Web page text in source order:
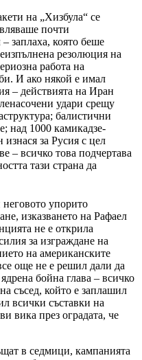
на „Хизбула“ се
почти
заплаха, която беше
резолюция на
работа на
И ако някой е имал
– действията на Иран
удари срещу
балистични
над 1000 камикадзе-
за Русия с цел
– всичко това подчертава
тази страна да
упорито
изказването на Рафаел
не е открила
за изграждане на
на американските
още не е решил дали да
бойна глава – всичко
съсед, който е заплашил
всички съставки на
вика през оградата, че
в седмици, кампанията